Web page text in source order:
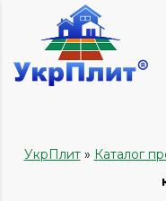
УкрПлит» Каталог